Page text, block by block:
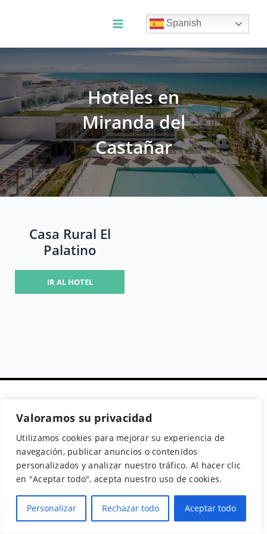
Valoramos su privacidad
Utilizamos cookies para mejorar su experiencia de
navegación, publicar anuncios o contenidos
personalizados y analizar nuestro tráfico. Al hacer clic
en "Aceptar todo", acepta nuestro uso de cookies.
Personalizar Rechazar todo Aceptar todo
Main
Menu
Spanish
Hoteles en
Miranda del
Castañar
Casa Rural El
Palatino
IR AL HOTEL
Secciones
Buscador de
Hoteles
Guías de Viajes
Políticas
Política de cookies
Aviso Legal
Política de
Privacidad
Instagram
© 2026Todos los derechos reservados.